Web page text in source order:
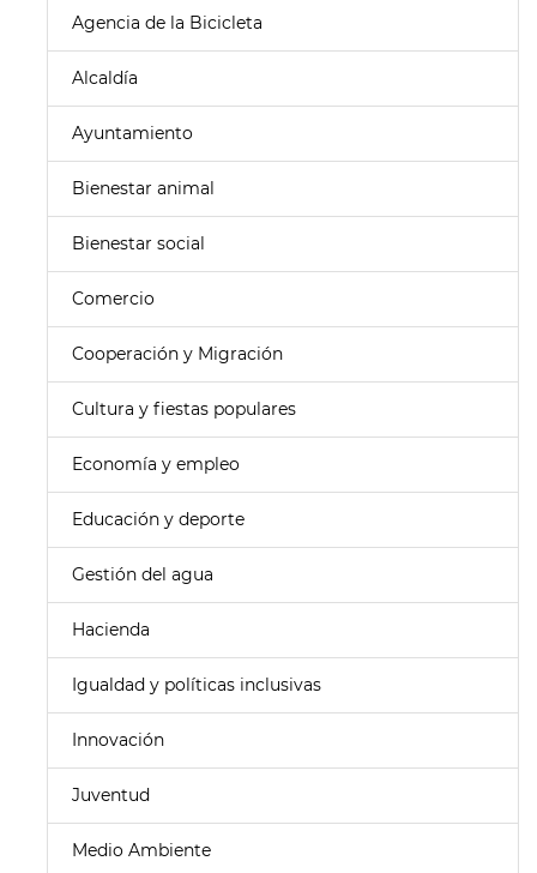
Agencia de la Bicicleta
Alcaldía
Ayuntamiento
Bienestar animal
Bienestar social
Comercio
Cooperación y Migración
Cultura y fiestas populares
Economía y empleo
Educación y deporte
Gestión del agua
Hacienda
Igualdad y políticas inclusivas
Innovación
Juventud
Medio Ambiente